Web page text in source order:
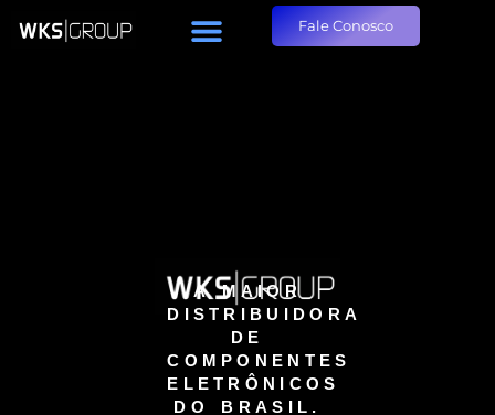
Fale Conosco
A MAIOR
DISTRIBUIDORA
DE
COMPONENTES
ELETRÔNICOS
DO BRASIL.